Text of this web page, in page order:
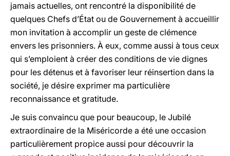
jamais actuelles, ont rencontré la disponibilité de
quelques Chefs d’État ou de Gouvernement à accueillir
mon invitation à accomplir un geste de clémence
envers les prisonniers. À eux, comme aussi à tous ceux
qui s’emploient à créer des conditions de vie dignes
pour les détenus et à favoriser leur réinsertion dans la
société, je désire exprimer ma particulière
reconnaissance et gratitude.
Je suis convaincu que pour beaucoup, le Jubilé
extraordinaire de la Miséricorde a été une occasion
particulièrement propice aussi pour découvrir la